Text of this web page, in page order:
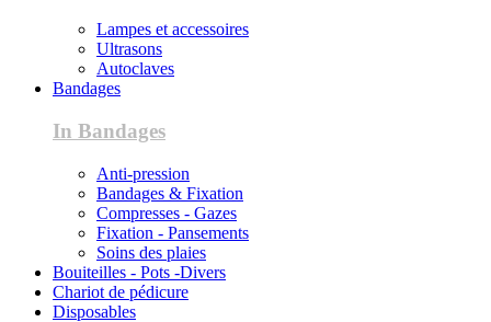
Lampes et accessoires
Ultrasons
Autoclaves
Bandages
In Bandages
Anti-pression
Bandages & Fixation
Compresses - Gazes
Fixation - Pansements
Soins des plaies
Bouiteilles - Pots -Divers
Chariot de pédicure
Disposables